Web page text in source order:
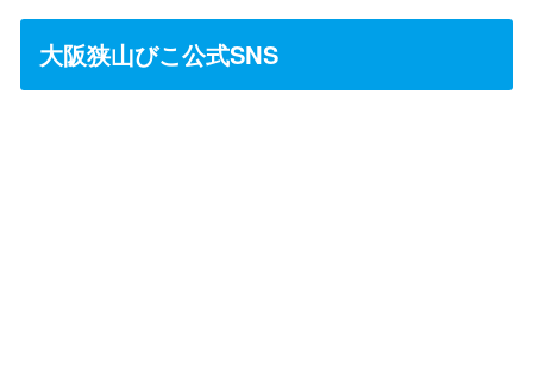
大阪狭山びこ公式SNS